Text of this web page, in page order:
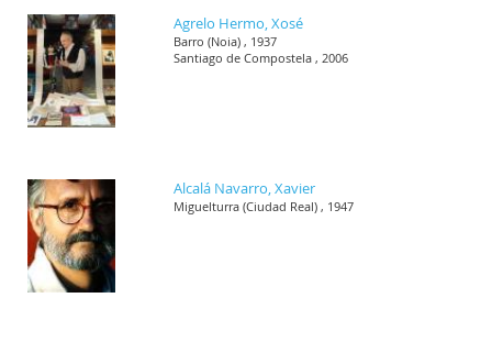
Agrelo Hermo, Xosé
Barro (Noia) , 1937
Santiago de Compostela , 2006
Alcalá Navarro, Xavier
Miguelturra (Ciudad Real) , 1947